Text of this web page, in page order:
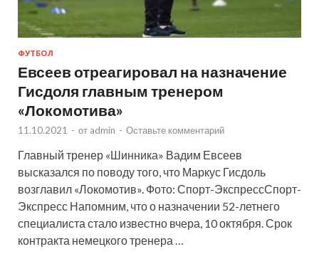
ФУТБОЛ
Евсеев отреагировал на назначение
Гисдоля главным тренером
«Локомотива»
11.10.2021 - от admin - Оставьте комментарий
Главный тренер «Шинника» Вадим Евсеев
высказался по поводу того, что Маркус Гисдоль
возглавил «Локомотив». Фото: Спорт-ЭкспрессСпорт-
Экспресс Напомним, что о назначении 52-летнего
специалиста стало известно вчера, 10 октября. Срок
контракта немецкого тренера …